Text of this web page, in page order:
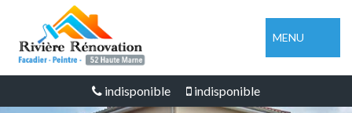
MENU
indisponible indisponible